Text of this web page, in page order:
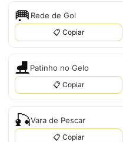
🥅 Rede de Gol
📋 Copiar
⛸️Patinho no Gelo
📋 Copiar
🎣Vara de Pescar
📋 Copiar